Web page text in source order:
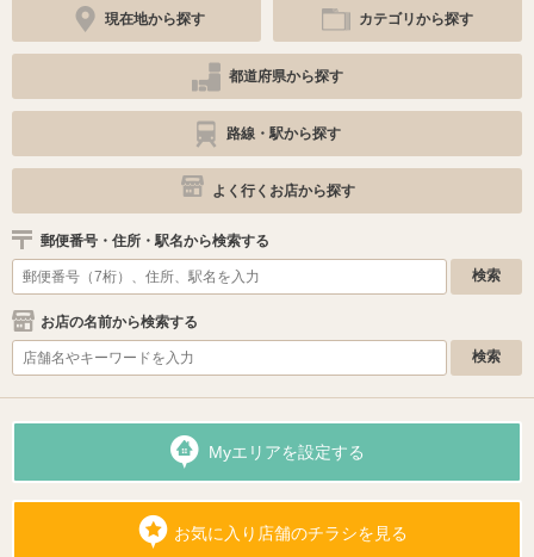
現在地から探す カテゴリから探す
都道府県から探す
路線・駅から探す
よく行くお店から探す
郵便番号・住所・駅名から検索する
お店の名前から検索する
Myエリアを設定する
お気に入り店舗のチラシを見る